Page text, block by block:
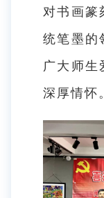
对书画篆
统笔墨的
广大师生
深厚情怀